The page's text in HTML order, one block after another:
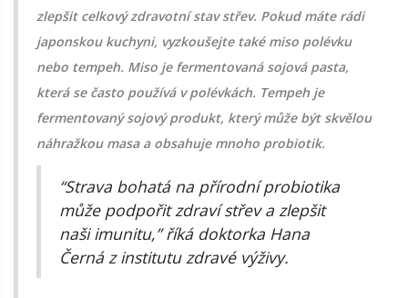
zlepšit celkový zdravotní stav střev. Pokud máte rádi
japonskou kuchyni, vyzkoušejte také miso polévku
nebo tempeh. Miso je fermentovaná sojová pasta,
která se často používá v polévkách. Tempeh je
fermentovaný sojový produkt, který může být skvělou
náhražkou masa a obsahuje mnoho probiotik.
“Strava bohatá na přírodní probiotika
může podpořit zdraví střev a zlepšit
naši imunitu,” říká doktorka Hana
Černá z institutu zdravé výživy.